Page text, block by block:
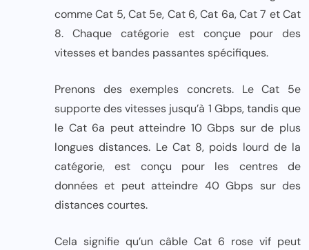
comme Cat 5, Cat 5e, Cat 6, Cat 6a, Cat 7 et Cat
8. Chaque catégorie est conçue pour des
vitesses et bandes passantes spécifiques.
Prenons des exemples concrets. Le Cat 5e
supporte des vitesses jusqu’à 1 Gbps, tandis que
le Cat 6a peut atteindre 10 Gbps sur de plus
longues distances. Le Cat 8, poids lourd de la
catégorie, est conçu pour les centres de
données et peut atteindre 40 Gbps sur des
distances courtes.
Cela signifie qu’un câble Cat 6 rose vif peut